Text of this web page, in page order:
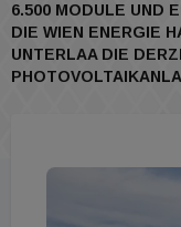
6.500 MODULE UND
DIE WIEN ENERGIE
UNTERLAA DIE